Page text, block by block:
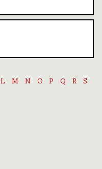
L M N O P Q R
S